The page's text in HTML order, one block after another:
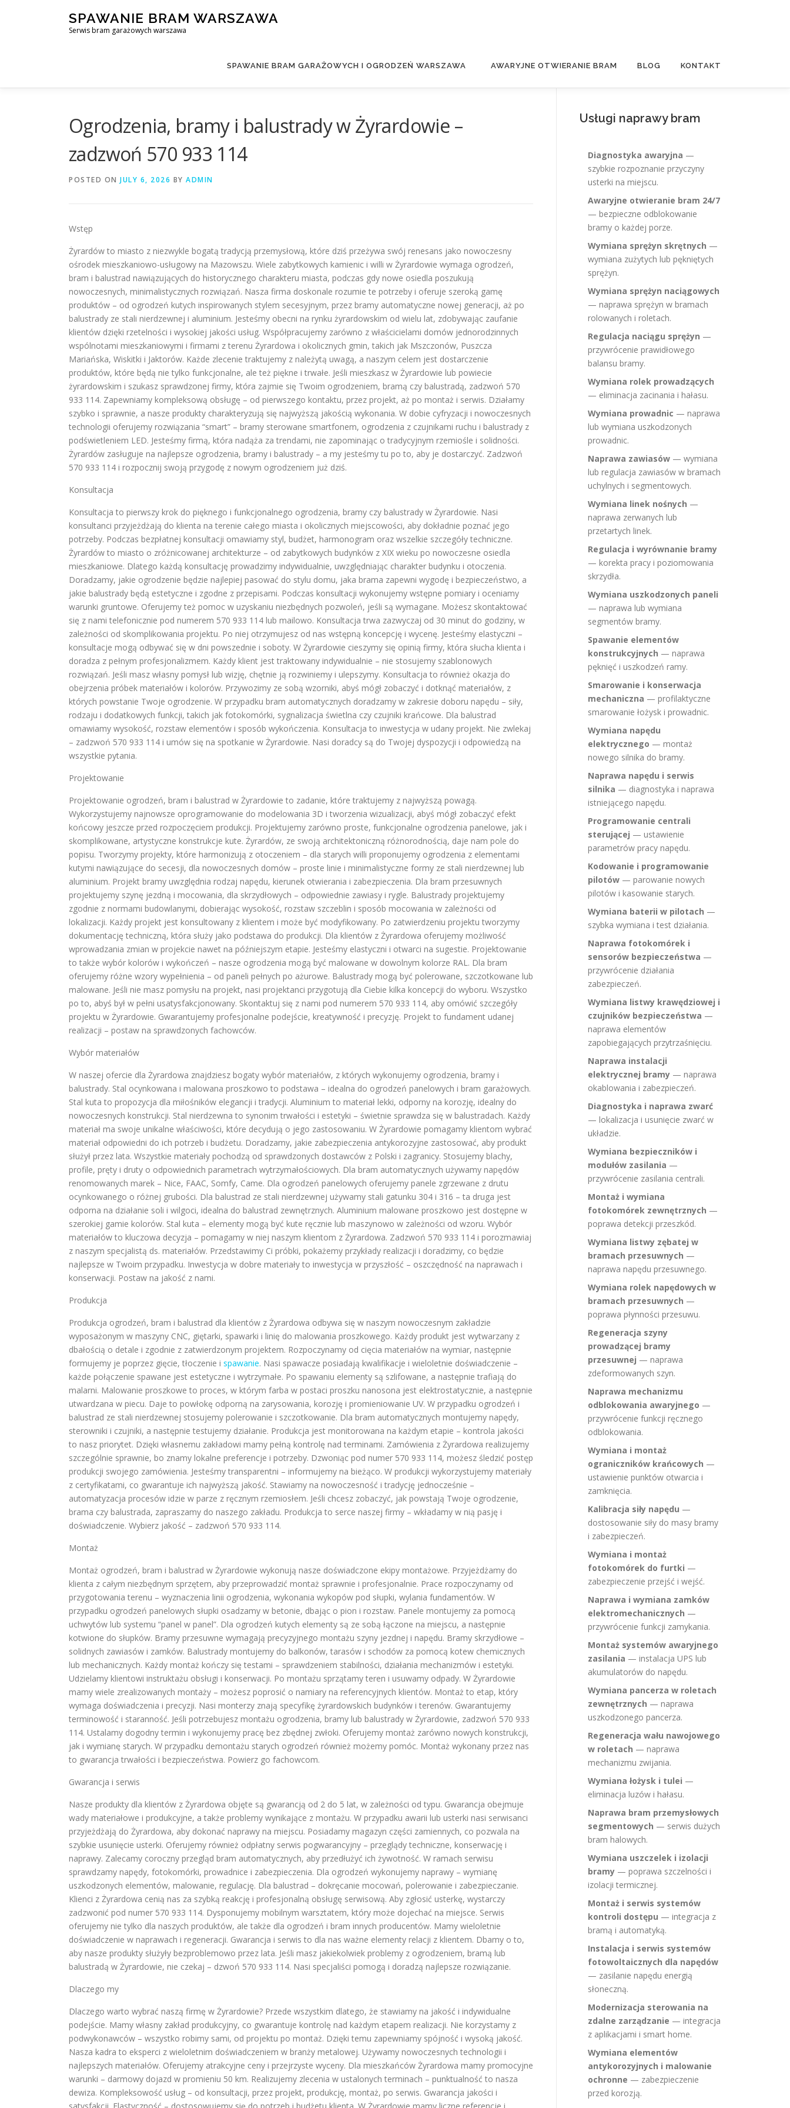
SPAWANIE BRAM WARSZAWA
Serwis bram garażowych warszawa
SPAWANIE BRAM GARAŻOWYCH I OGRODZEŃ WARSZAWA AWARYJNE OTWIERANIE BRAM BLOG KONTAKT
Ogrodzenia, bramy i balustrady w Żyrardowie –
zadzwoń 570 933 114
POSTED ON JULY 6, 2026 BY ADMIN
Wstęp
Żyrardów to miasto z niezwykle bogatą tradycją przemysłową, które dziś przeżywa swój renesans jako nowoczesny
ośrodek mieszkaniowo-usługowy na Mazowszu. Wiele zabytkowych kamienic i willi w Żyrardowie wymaga ogrodzeń,
bram i balustrad nawiązujących do historycznego charakteru miasta, podczas gdy nowe osiedla poszukują
nowoczesnych, minimalistycznych rozwiązań. Nasza firma doskonale rozumie te potrzeby i oferuje szeroką gamę
produktów – od ogrodzeń kutych inspirowanych stylem secesyjnym, przez bramy automatyczne nowej generacji, aż po
balustrady ze stali nierdzewnej i aluminium. Jesteśmy obecni na rynku żyrardowskim od wielu lat, zdobywając zaufanie
klientów dzięki rzetelności i wysokiej jakości usług. Współpracujemy zarówno z właścicielami domów jednorodzinnych
wspólnotami mieszkaniowymi i firmami z terenu Żyrardowa i okolicznych gmin, takich jak Mszczonów, Puszcza
Mariańska, Wiskitki i Jaktorów. Każde zlecenie traktujemy z należytą uwagą, a naszym celem jest dostarczenie
produktów, które będą nie tylko funkcjonalne, ale też piękne i trwałe. Jeśli mieszkasz w Żyrardowie lub powiecie
żyrardowskim i szukasz sprawdzonej firmy, która zajmie się Twoim ogrodzeniem, bramą czy balustradą, zadzwoń 570
933 114. Zapewniamy kompleksową obsługę – od pierwszego kontaktu, przez projekt, aż po montaż i serwis. Działamy
szybko i sprawnie, a nasze produkty charakteryzują się najwyższą jakością wykonania. W dobie cyfryzacji i nowoczesnych
technologii oferujemy rozwiązania “smart” – bramy sterowane smartfonem, ogrodzenia z czujnikami ruchu i balustrady z
podświetleniem LED. Jesteśmy firmą, która nadąża za trendami, nie zapominając o tradycyjnym rzemiośle i solidności.
Żyrardów zasługuje na najlepsze ogrodzenia, bramy i balustrady – a my jesteśmy tu po to, aby je dostarczyć. Zadzwoń
570 933 114 i rozpocznij swoją przygodę z nowym ogrodzeniem już dziś.
Konsultacja
Konsultacja to pierwszy krok do pięknego i funkcjonalnego ogrodzenia, bramy czy balustrady w Żyrardowie. Nasi
konsultanci przyjeżdżają do klienta na terenie całego miasta i okolicznych miejscowości, aby dokładnie poznać jego
potrzeby. Podczas bezpłatnej konsultacji omawiamy styl, budżet, harmonogram oraz wszelkie szczegóły techniczne.
Żyrardów to miasto o zróżnicowanej architekturze – od zabytkowych budynków z XIX wieku po nowoczesne osiedla
mieszkaniowe. Dlatego każdą konsultację prowadzimy indywidualnie, uwzględniając charakter budynku i otoczenia.
Doradzamy, jakie ogrodzenie będzie najlepiej pasować do stylu domu, jaka brama zapewni wygodę i bezpieczeństwo, a
jakie balustrady będą estetyczne i zgodne z przepisami. Podczas konsultacji wykonujemy wstępne pomiary i oceniamy
warunki gruntowe. Oferujemy też pomoc w uzyskaniu niezbędnych pozwoleń, jeśli są wymagane. Możesz skontaktować
się z nami telefonicznie pod numerem 570 933 114 lub mailowo. Konsultacja trwa zazwyczaj od 30 minut do godziny, w
zależności od skomplikowania projektu. Po niej otrzymujesz od nas wstępną koncepcję i wycenę. Jesteśmy elastyczni –
konsultacje mogą odbywać się w dni powszednie i soboty. W Żyrardowie cieszymy się opinią firmy, która słucha klienta i
doradza z pełnym profesjonalizmem. Każdy klient jest traktowany indywidualnie – nie stosujemy szablonowych
rozwiązań. Jeśli masz własny pomysł lub wizję, chętnie ją rozwiniemy i ulepszymy. Konsultacja to również okazja do
obejrzenia próbek materiałów i kolorów. Przywozimy ze sobą wzorniki, abyś mógł zobaczyć i dotknąć materiałów, z
których powstanie Twoje ogrodzenie. W przypadku bram automatycznych doradzamy w zakresie doboru napędu – siły,
rodzaju i dodatkowych funkcji, takich jak fotokomórki, sygnalizacja świetlna czy czujniki krańcowe. Dla balustrad
omawiamy wysokość, rozstaw elementów i sposób wykończenia. Konsultacja to inwestycja w udany projekt. Nie zwlekaj
– zadzwoń 570 933 114 i umów się na spotkanie w Żyrardowie. Nasi doradcy są do Twojej dyspozycji i odpowiedzą na
wszystkie pytania.
Projektowanie
Projektowanie ogrodzeń, bram i balustrad w Żyrardowie to zadanie, które traktujemy z najwyższą powagą.
Wykorzystujemy najnowsze oprogramowanie do modelowania 3D i tworzenia wizualizacji, abyś mógł zobaczyć efekt
końcowy jeszcze przed rozpoczęciem produkcji. Projektujemy zarówno proste, funkcjonalne ogrodzenia panelowe, jak i
skomplikowane, artystyczne konstrukcje kute. Żyrardów, ze swoją architektoniczną różnorodnością, daje nam pole do
popisu. Tworzymy projekty, które harmonizują z otoczeniem – dla starych willi proponujemy ogrodzenia z elementami
kutymi nawiązujące do secesji, dla nowoczesnych domów – proste linie i minimalistyczne formy ze stali nierdzewnej lub
aluminium. Projekt bramy uwzględnia rodzaj napędu, kierunek otwierania i zabezpieczenia. Dla bram przesuwnych
projektujemy szynę jezdną i mocowania, dla skrzydłowych – odpowiednie zawiasy i rygle. Balustrady projektujemy
zgodnie z normami budowlanymi, dobierając wysokość, rozstaw szczeblin i sposób mocowania w zależności od
lokalizacji. Każdy projekt jest konsultowany z klientem i może być modyfikowany. Po zatwierdzeniu projektu tworzymy
dokumentację techniczną, która służy jako podstawa do produkcji. Dla klientów z Żyrardowa oferujemy możliwość
wprowadzania zmian w projekcie nawet na późniejszym etapie. Jesteśmy elastyczni i otwarci na sugestie. Projektowanie
to także wybór kolorów i wykończeń – nasze ogrodzenia mogą być malowane w dowolnym kolorze RAL. Dla bram
oferujemy różne wzory wypełnienia – od paneli pełnych po ażurowe. Balustrady mogą być polerowane, szczotkowane lub
malowane. Jeśli nie masz pomysłu na projekt, nasi projektanci przygotują dla Ciebie kilka koncepcji do wyboru. Wszystko
po to, abyś był w pełni usatysfakcjonowany. Skontaktuj się z nami pod numerem 570 933 114, aby omówić szczegóły
projektu w Żyrardowie. Gwarantujemy profesjonalne podejście, kreatywność i precyzję. Projekt to fundament udanej
realizacji – postaw na sprawdzonych fachowców.
Wybór materiałów
W naszej ofercie dla Żyrardowa znajdziesz bogaty wybór materiałów, z których wykonujemy ogrodzenia, bramy i
balustrady. Stal ocynkowana i malowana proszkowo to podstawa – idealna do ogrodzeń panelowych i bram garażowych.
Stal kuta to propozycja dla miłośników elegancji i tradycji. Aluminium to materiał lekki, odporny na korozję, idealny do
nowoczesnych konstrukcji. Stal nierdzewna to synonim trwałości i estetyki – świetnie sprawdza się w balustradach. Każdy
materiał ma swoje unikalne właściwości, które decydują o jego zastosowaniu. W Żyrardowie pomagamy klientom wybrać
materiał odpowiedni do ich potrzeb i budżetu. Doradzamy, jakie zabezpieczenia antykorozyjne zastosować, aby produkt
służył przez lata. Wszystkie materiały pochodzą od sprawdzonych dostawców z Polski i zagranicy. Stosujemy blachy,
profile, pręty i druty o odpowiednich parametrach wytrzymałościowych. Dla bram automatycznych używamy napędów
renomowanych marek – Nice, FAAC, Somfy, Came. Dla ogrodzeń panelowych oferujemy panele zgrzewane z drutu
ocynkowanego o różnej grubości. Dla balustrad ze stali nierdzewnej używamy stali gatunku 304 i 316 – ta druga jest
odporna na działanie soli i wilgoci, idealna do balustrad zewnętrznych. Aluminium malowane proszkowo jest dostępne w
szerokiej gamie kolorów. Stal kuta – elementy mogą być kute ręcznie lub maszynowo w zależności od wzoru. Wybór
materiałów to kluczowa decyzja – pomagamy w niej naszym klientom z Żyrardowa. Zadzwoń 570 933 114 i porozmawiaj
z naszym specjalistą ds. materiałów. Przedstawimy Ci próbki, pokażemy przykłady realizacji i doradzimy, co będzie
najlepsze w Twoim przypadku. Inwestycja w dobre materiały to inwestycja w przyszłość – oszczędność na naprawach i
konserwacji. Postaw na jakość z nami.
Produkcja
Produkcja ogrodzeń, bram i balustrad dla klientów z Żyrardowa odbywa się w naszym nowoczesnym zakładzie
wyposażonym w maszyny CNC, giętarki, spawarki i linię do malowania proszkowego. Każdy produkt jest wytwarzany z
dbałością o detale i zgodnie z zatwierdzonym projektem. Rozpoczynamy od cięcia materiałów na wymiar, następnie
formujemy je poprzez gięcie, tłoczenie i spawanie. Nasi spawacze posiadają kwalifikacje i wieloletnie doświadczenie –
każde połączenie spawane jest estetyczne i wytrzymałe. Po spawaniu elementy są szlifowane, a następnie trafiają do
malarni. Malowanie proszkowe to proces, w którym farba w postaci proszku nanosona jest elektrostatycznie, a następnie
utwardzana w piecu. Daje to powłokę odporną na zarysowania, korozję i promieniowanie UV. W przypadku ogrodzeń i
balustrad ze stali nierdzewnej stosujemy polerowanie i szczotkowanie. Dla bram automatycznych montujemy napędy,
sterowniki i czujniki, a następnie testujemy działanie. Produkcja jest monitorowana na każdym etapie – kontrola jakości
to nasz priorytet. Dzięki własnemu zakładowi mamy pełną kontrolę nad terminami. Zamówienia z Żyrardowa realizujemy
szczególnie sprawnie, bo znamy lokalne preferencje i potrzeby. Dzwoniąc pod numer 570 933 114, możesz śledzić postęp
produkcji swojego zamówienia. Jesteśmy transparentni – informujemy na bieżąco. W produkcji wykorzystujemy materiały
z certyfikatami, co gwarantuje ich najwyższą jakość. Stawiamy na nowoczesność i tradycję jednocześnie –
automatyzacja procesów idzie w parze z ręcznym rzemiosłem. Jeśli chcesz zobaczyć, jak powstają Twoje ogrodzenie,
brama czy balustrada, zapraszamy do naszego zakładu. Produkcja to serce naszej firmy – wkładamy w nią pasję i
doświadczenie. Wybierz jakość – zadzwoń 570 933 114.
Montaż
Montaż ogrodzeń, bram i balustrad w Żyrardowie wykonują nasze doświadczone ekipy montażowe. Przyjeżdżamy do
klienta z całym niezbędnym sprzętem, aby przeprowadzić montaż sprawnie i profesjonalnie. Prace rozpoczynamy od
przygotowania terenu – wyznaczenia linii ogrodzenia, wykonania wykopów pod słupki, wylania fundamentów. W
przypadku ogrodzeń panelowych słupki osadzamy w betonie, dbając o pion i rozstaw. Panele montujemy za pomocą
uchwytów lub systemu “panel w panel”. Dla ogrodzeń kutych elementy są ze sobą łączone na miejscu, a następnie
kotwione do słupków. Bramy przesuwne wymagają precyzyjnego montażu szyny jezdnej i napędu. Bramy skrzydłowe –
solidnych zawiasów i zamków. Balustrady montujemy do balkonów, tarasów i schodów za pomocą kotew chemicznych
lub mechanicznych. Każdy montaż kończy się testami – sprawdzeniem stabilności, działania mechanizmów i estetyki.
Udzielamy klientowi instruktażu obsługi i konserwacji. Po montażu sprzątamy teren i usuwamy odpady. W Żyrardowie
mamy wiele zrealizowanych montaży – możesz poprosić o namiary na referencyjnych klientów. Montaż to etap, który
wymaga doświadczenia i precyzji. Nasi monterzy znają specyfikę żyrardowskich budynków i terenów. Gwarantujemy
terminowość i staranność. Jeśli potrzebujesz montażu ogrodzenia, bramy lub balustrady w Żyrardowie, zadzwoń 570 933
114. Ustalamy dogodny termin i wykonujemy pracę bez zbędnej zwłoki. Oferujemy montaż zarówno nowych konstrukcji,
jak i wymianę starych. W przypadku demontażu starych ogrodzeń również możemy pomóc. Montaż wykonany przez nas
to gwarancja trwałości i bezpieczeństwa. Powierz go fachowcom.
Gwarancja i serwis
Nasze produkty dla klientów z Żyrardowa objęte są gwarancją od 2 do 5 lat, w zależności od typu. Gwarancja obejmuje
wady materiałowe i produkcyjne, a także problemy wynikające z montażu. W przypadku awarii lub usterki nasi serwisanci
przyjeżdżają do Żyrardowa, aby dokonać naprawy na miejscu. Posiadamy magazyn części zamiennych, co pozwala na
szybkie usunięcie usterki. Oferujemy również odpłatny serwis pogwarancyjny – przeglądy techniczne, konserwację i
naprawy. Zalecamy coroczny przegląd bram automatycznych, aby przedłużyć ich żywotność. W ramach serwisu
sprawdzamy napędy, fotokomórki, prowadnice i zabezpieczenia. Dla ogrodzeń wykonujemy naprawy – wymianę
uszkodzonych elementów, malowanie, regulację. Dla balustrad – dokręcanie mocowań, polerowanie i zabezpieczanie.
Klienci z Żyrardowa cenią nas za szybką reakcję i profesjonalną obsługę serwisową. Aby zgłosić usterkę, wystarczy
zadzwonić pod numer 570 933 114. Dysponujemy mobilnym warsztatem, który może dojechać na miejsce. Serwis
oferujemy nie tylko dla naszych produktów, ale także dla ogrodzeń i bram innych producentów. Mamy wieloletnie
doświadczenie w naprawach i regeneracji. Gwarancja i serwis to dla nas ważne elementy relacji z klientem. Dbamy o to,
aby nasze produkty służyły bezproblemowo przez lata. Jeśli masz jakiekolwiek problemy z ogrodzeniem, bramą lub
balustradą w Żyrardowie, nie czekaj – dzwoń 570 933 114. Nasi specjaliści pomogą i doradzą najlepsze rozwiązanie.
Dlaczego my
Dlaczego warto wybrać naszą firmę w Żyrardowie? Przede wszystkim dlatego, że stawiamy na jakość i indywidualne
podejście. Mamy własny zakład produkcyjny, co gwarantuje kontrolę nad każdym etapem realizacji. Nie korzystamy z
podwykonawców – wszystko robimy sami, od projektu po montaż. Dzięki temu zapewniamy spójność i wysoką jakość.
Nasza kadra to eksperci z wieloletnim doświadczeniem w branży metalowej. Używamy nowoczesnych technologii i
najlepszych materiałów. Oferujemy atrakcyjne ceny i przejrzyste wyceny. Dla mieszkańców Żyrardowa mamy promocyjne
warunki – darmowy dojazd w promieniu 50 km. Realizujemy zlecenia w ustalonych terminach – punktualność to nasza
dewiza. Kompleksowość usług – od konsultacji, przez projekt, produkcję, montaż, po serwis. Gwarancja jakości i
Usługi naprawy bram
Diagnostyka awaryjna —
szybkie rozpoznanie przyczyny
usterki na miejscu.
Awaryjne otwieranie bram 24/7
— bezpieczne odblokowanie
bramy o każdej porze.
Wymiana sprężyn skrętnych —
wymiana zużytych lub pękniętych
sprężyn.
Wymiana sprężyn naciągowych
— naprawa sprężyn w bramach
rolowanych i roletach.
Regulacja naciągu sprężyn —
przywrócenie prawidłowego
balansu bramy.
Wymiana rolek prowadzących
— eliminacja zacinania i hałasu.
Wymiana prowadnic — naprawa
lub wymiana uszkodzonych
prowadnic.
Naprawa zawiasów — wymiana
lub regulacja zawiasów w bramach
uchylnych i segmentowych.
Wymiana linek nośnych —
naprawa zerwanych lub
przetartych linek.
Regulacja i wyrównanie bramy
— korekta pracy i poziomowania
skrzydła.
Wymiana uszkodzonych paneli
— naprawa lub wymiana
segmentów bramy.
Spawanie elementów
konstrukcyjnych — naprawa
pęknięć i uszkodzeń ramy.
Smarowanie i konserwacja
mechaniczna — profilaktyczne
smarowanie łożysk i prowadnic.
Wymiana napędu
elektrycznego — montaż
nowego silnika do bramy.
Naprawa napędu i serwis
silnika — diagnostyka i naprawa
istniejącego napędu.
Programowanie centrali
sterującej — ustawienie
parametrów pracy napędu.
Kodowanie i programowanie
pilotów — parowanie nowych
pilotów i kasowanie starych.
Wymiana baterii w pilotach —
szybka wymiana i test działania.
Naprawa fotokomórek i
sensorów bezpieczeństwa —
przywrócenie działania
zabezpieczeń.
Wymiana listwy krawędziowej i
czujników bezpieczeństwa —
naprawa elementów
zapobiegających przytrzaśnięciu.
Naprawa instalacji
elektrycznej bramy — naprawa
okablowania i zabezpieczeń.
Diagnostyka i naprawa zwarć
— lokalizacja i usunięcie zwarć w
układzie.
Wymiana bezpieczników i
modułów zasilania —
przywrócenie zasilania centrali.
Montaż i wymiana
fotokomórek zewnętrznych —
poprawa detekcji przeszkód.
Wymiana listwy zębatej w
bramach przesuwnych —
naprawa napędu przesuwnego.
Wymiana rolek napędowych w
bramach przesuwnych —
poprawa płynności przesuwu.
Regeneracja szyny
prowadzącej bramy
przesuwnej — naprawa
zdeformowanych szyn.
Naprawa mechanizmu
odblokowania awaryjnego —
przywrócenie funkcji ręcznego
odblokowania.
Wymiana i montaż
ograniczników krańcowych —
ustawienie punktów otwarcia i
zamknięcia.
Kalibracja siły napędu —
dostosowanie siły do masy bramy
i zabezpieczeń.
Wymiana i montaż
fotokomórek do furtki —
zabezpieczenie przejść i wejść.
Naprawa i wymiana zamków
elektromechanicznych —
przywrócenie funkcji zamykania.
Montaż systemów awaryjnego
zasilania — instalacja UPS lub
akumulatorów do napędu.
Wymiana pancerza w roletach
zewnętrznych — naprawa
uszkodzonego pancerza.
Regeneracja wału nawojowego
w roletach — naprawa
mechanizmu zwijania.
Wymiana łożysk i tulei —
eliminacja luzów i hałasu.
Naprawa bram przemysłowych
segmentowych — serwis dużych
bram halowych.
Wymiana uszczelek i izolacji
bramy — poprawa szczelności i
izolacji termicznej.
Montaż i serwis systemów
kontroli dostępu — integracja z
bramą i automatyką.
Instalacja i serwis systemów
fotowoltaicznych dla napędów
— zasilanie napędu energią
słoneczną.
Modernizacja sterowania na
zdalne zarządzanie — integracja
z aplikacjami i smart home.
Wymiana elementów
antykorozyjnych i malowanie
ochronne — zabezpieczenie
przed korozją.